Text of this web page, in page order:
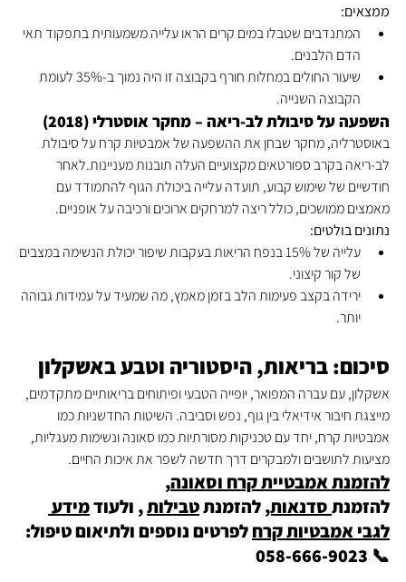
ממצאים:
המתנדבים שטבלו במים קרים הראו עלייה משמעותית בתפקוד תאי
הדם הלבנים.
שיעור החולים במחלות חורף בקבוצה זו היה נמוך ב-35% לעומת
הקבוצה השנייה.
השפעה על סיבולת לב-ריאה – מחקר אוסטרלי (2018)
באוסטרליה, מחקר שבחן את ההשפעה של אמבטיות קרח על סיבולת
לב-ריאה בקרב ספורטאים מקצועיים העלה תובנות מעניינות.לאחר
חודשיים של שימוש קבוע, תועדה עלייה ביכולת הגוף להתמודד עם
מאמצים ממושכים, כולל ריצה למרחקים ארוכים ורכיבה על אופניים.
נתונים בולטים:
עלייה של 15% בנפח הריאות בעקבות שיפור יכולת הנשימה במצבים
של קור קיצוני.
ירידה בקצב פעימות הלב בזמן מאמץ, מה שמעיד על עמידות גבוהה
יותר.
סיכום: בריאות, היסטוריה וטבע באשקלון
אשקלון, עם עברה המפואר, יופייה הטבעי ופיתוחים בריאותיים מתקדמים,
מייצגת חיבור אידיאלי בין גוף, נפש וסביבה. השיטות החדשניות כמו
אמבטיות קרח, יחד עם טכניקות מסורתיות כמו סאונה ונשימות מעגליות,
מציעות לתושבים ולמבקרים דרך חדשה לשפר את איכות החיים.
להזמנת אמבטיית קרח וסאונה,
להזמנת סדנאות, להזמנת טבילות , ולעוד מידע
לגבי אמבטיות קרח לפרטים נוספים ולתיאום טיפול:
📞 058-666-9023